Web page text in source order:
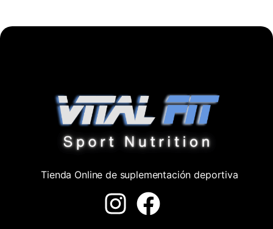
Tienda Online de suplementación deportiva